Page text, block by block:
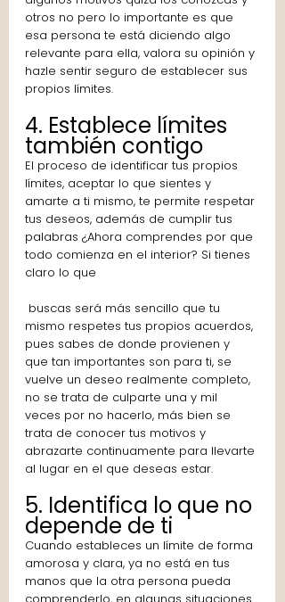
otros no pero lo importante es que
esa persona te está diciendo algo
relevante para ella, valora su opinión y
hazle sentir seguro de establecer sus
propios límites.
4. Establece límites
también contigo
El proceso de identificar tus propios
límites, aceptar lo que sientes y
amarte a ti mismo, te permite respetar
tus deseos, además de cumplir tus
palabras ¿Ahora comprendes por que
todo comienza en el interior? Si tienes
claro lo que
mismo respetes tus propios acuerdos,
pues sabes de donde provienen y
que tan importantes son para ti, se
vuelve un deseo realmente completo,
no se trata de culparte una y mil
veces por no hacerlo, más bien se
trata de conocer tus motivos y
abrazarte continuamente para llevarte
al lugar en el que deseas estar.
5. Identifica lo que no
depende de ti
Cuando estableces un límite de forma
amorosa y clara, ya no está en tus
manos que la otra persona pueda